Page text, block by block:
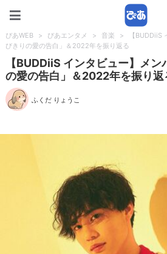
ぴあWEB > ぴあエンタメ > 音楽 >
【BUDDiiS
びきりの愛の告白」＆2022年を振り返る
【BUDDiiS インタビュー】メン
の愛の告白」＆2022年を振り返
ふくだ りょうこ